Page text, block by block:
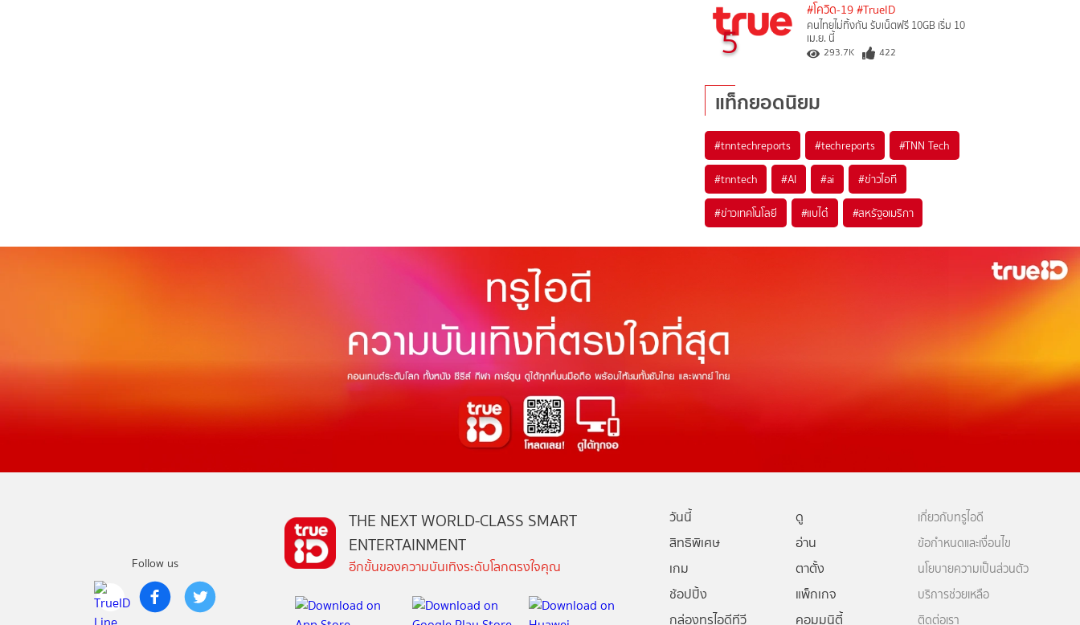
5
#โควิด-19 #TrueID
คนไทยไม่ทิ้งกัน รับเน็ตฟรี 10GB เริ่ม 10
เม.ย. นี้
293.7K 422
แท็กยอดนิยม
#tnntechreports #techreports #TNN Tech
#tnntech #AI #ai #ข่าวไอที
#ข่าวเทคโนโลยี #แบไต๋ #สหรัฐอเมริกา
Follow us
THE NEXT WORLD-CLASS SMART
ENTERTAINMENT
อีกขั้นของความบันเทิงระดับโลกตรงใจคุณ
วันนี้
ดู
สิทธิพิเศษ
อ่าน
เกม
ตาตั้ง
ช้อปปิ้ง
แพ็กเกจ
กล่องทรูไอดีทีวี
คอมมูนิตี้
เกี่ยวกับทรูไอดี
ข้อกำหนดและเงื่อนไข
นโยบายความเป็นส่วนตัว
บริการช่วยเหลือ
ติดต่อเรา